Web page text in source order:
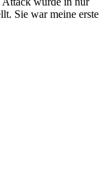
Sie war meine erste